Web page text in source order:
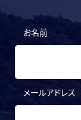
お名前
メールアドレス